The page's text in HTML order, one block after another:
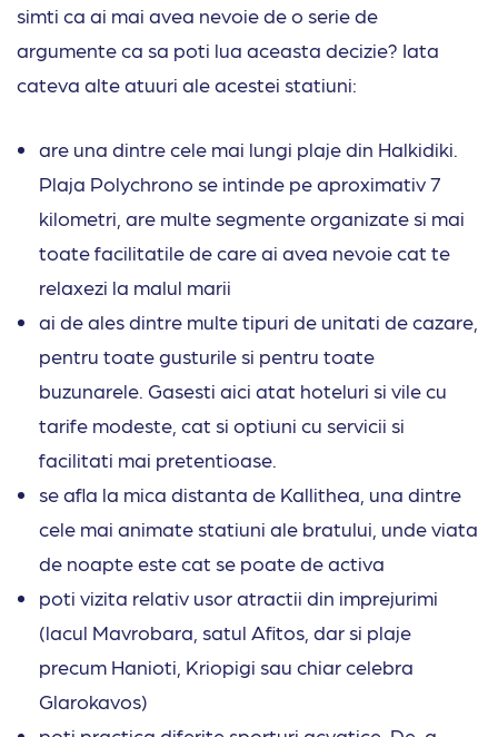
simti ca ai mai avea nevoie de o serie de
argumente ca sa poti lua aceasta decizie? Iata
cateva alte atuuri ale acestei statiuni:
are una dintre cele mai lungi plaje din Halkidiki.
Plaja Polychrono se intinde pe aproximativ 7
kilometri, are multe segmente organizate si mai
toate facilitatile de care ai avea nevoie cat te
relaxezi la malul marii
ai de ales dintre multe tipuri de unitati de cazare,
pentru toate gusturile si pentru toate
buzunarele. Gasesti aici atat hoteluri si vile cu
tarife modeste, cat si optiuni cu servicii si
facilitati mai pretentioase.
se afla la mica distanta de Kallithea, una dintre
cele mai animate statiuni ale bratului, unde viata
de noapte este cat se poate de activa
poti vizita relativ usor atractii din imprejurimi
(lacul Mavrobara, satul Afitos, dar si plaje
precum Hanioti, Kriopigi sau chiar celebra
Glarokavos)